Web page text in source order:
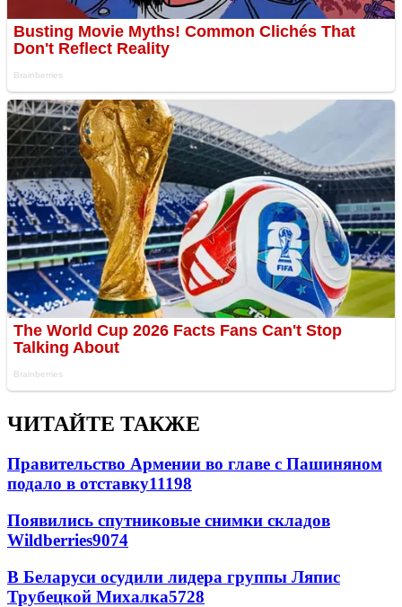
ЧИТАЙТЕ ТАКЖЕ
Правительство Армении во главе с Пашиняном
подало в отставку11198
Появились спутниковые снимки складов
Wildberries9074
В Беларуси осудили лидера группы Ляпис
Трубецкой Михалка5728